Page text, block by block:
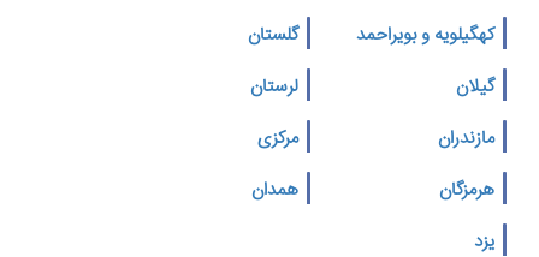
کهگیلویه و بویراحمد
گلستان
گیلان
لرستان
مازندران
مرکزی
هرمزگان
همدان
یزد